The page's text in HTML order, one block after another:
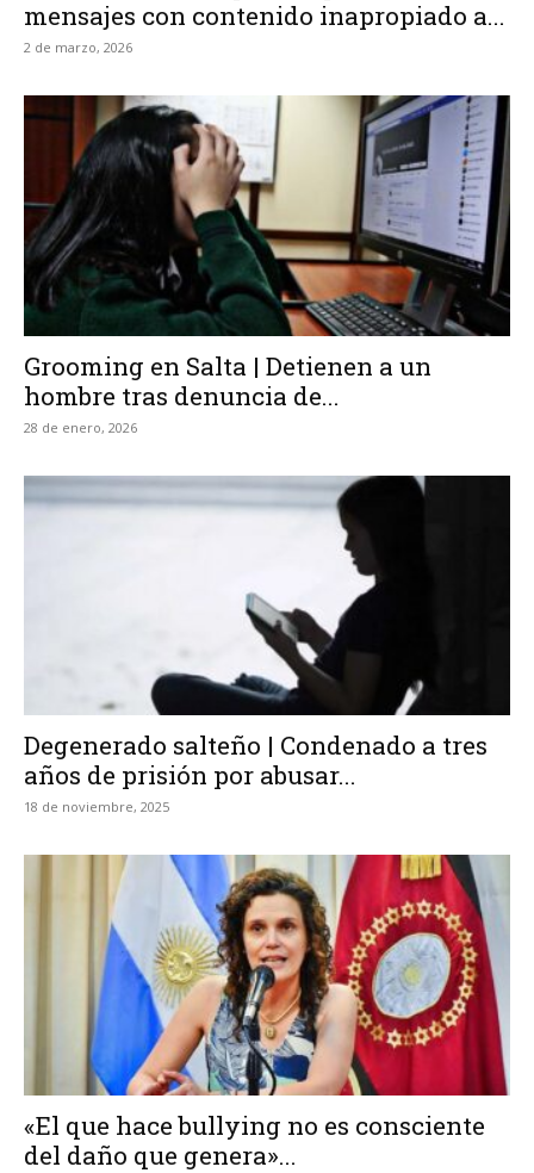
mensajes con contenido inapropiado a...
2 de marzo, 2026
Grooming en Salta | Detienen a un
hombre tras denuncia de...
28 de enero, 2026
Degenerado salteño | Condenado a tres
años de prisión por abusar...
18 de noviembre, 2025
«El que hace bullying no es consciente
del daño que genera»...